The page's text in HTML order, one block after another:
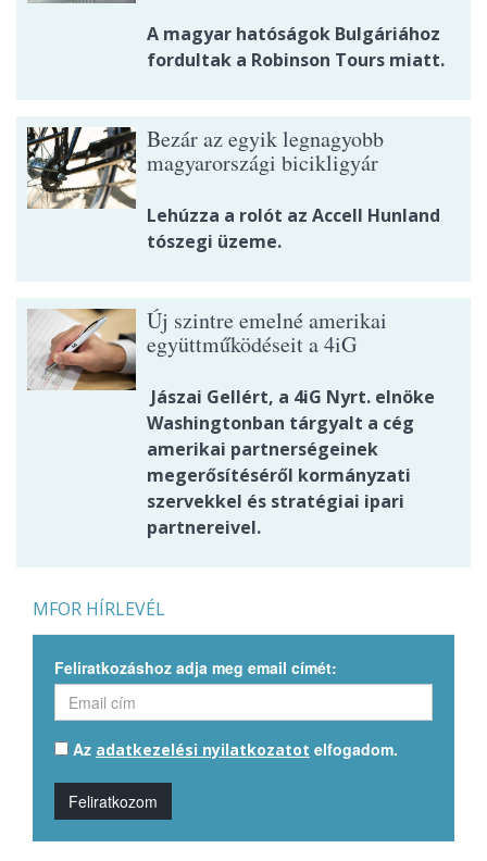
A magyar hatóságok Bulgáriához
fordultak a Robinson Tours miatt.
Bezár az egyik legnagyobb
magyarországi bicikligyár
Lehúzza a rolót az Accell Hunland
tószegi üzeme.
Új szintre emelné amerikai
együttműködéseit a 4iG
Jászai Gellért, a 4iG Nyrt. elnöke
Washingtonban tárgyalt a cég
amerikai partnerségeinek
megerősítéséről kormányzati
szervekkel és stratégiai ipari
partnereivel.
MFOR HÍRLEVÉL
Feliratkozáshoz adja meg email címét:
Az adatkezelési nyilatkozatot elfogadom.
Feliratkozom